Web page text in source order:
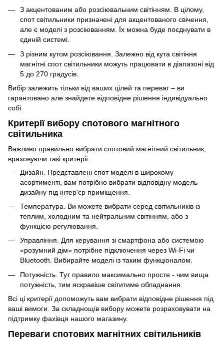
З акцентованим або розсіювальним світінням. В цілому,
спот світильники призначені для акцентованого свічення,
але є моделі з розсіюванням. Їх можна буде поєднувати в
єдиній системі.
З різним кутом розсіювання. Залежно від кута світіння
магнітні спот світильники можуть працювати в діапазоні від
5 до 270 градусів.
Вибір залежить тільки від ваших цілей та переваг – ви
гарантовано але знайдете відповідне рішення індивідуально
собі.
Критерії вибору спотового магнітного
світильника
Важливо правильно вибрати спотовий магнітний світильник,
враховуючи такі критерії:
Дизайн. Представлені спот моделі в широкому
асортименті, вам потрібно вибрати відповідну модель
дизайну під інтер'єр приміщення.
Температура. Ви можете вибрати серед світильників із
теплим, холодним та нейтральним світінням, або з
функцією регулювання.
Управління. Для керування зі смартфона або системою
«розумний дім» потрібне підключення через Wi-Fi чи
Bluetooth. Вибирайте моделі із таким функціоналом.
Потужність. Тут правило максимально просте - чим вища
потужність, тим яскравіше світитиме обладнання.
Всі ці критерії допоможуть вам вибрати відповідне рішення під
ваші вимоги. За складнощів вибору можете розраховувати на
підтримку фахівця нашого магазину.
Переваги спотових магнітних світильників